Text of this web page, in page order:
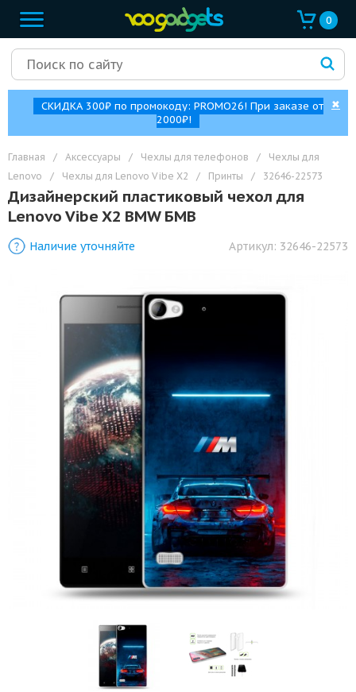
0
СКИДКА 300₽ по промокоду: PROMO26! При заказе от
2000₽!
✖
Главная / Аксессуары / Чехлы для телефонов /
Чехлы для
Lenovo
/ Чехлы для Lenovo Vibe X2 / Принты / 32646-22573
Дизайнерский пластиковый чехол для
Lenovo Vibe X2 BMW БМВ
Наличие уточняйте Артикул: 32646-22573